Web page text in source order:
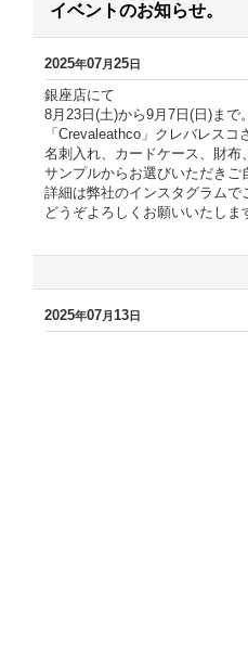
イベントのお知らせ。
2025年07月25日
銀座店にて
8月23日(土)から9月7日(日)まで
「Crevaleathco」クレバレス
名刺入れ、カードケース、財
サンプルからお選びいただき
詳細は弊社のインスタグラム
どうぞよろしくお願いいたしま
2025年07月13日